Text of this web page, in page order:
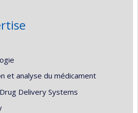
et analyse du médicament
Delivery Systems